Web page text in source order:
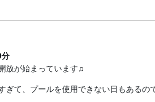
分
放が始まっています♫
ぎて、プールを使用できない日もあるの